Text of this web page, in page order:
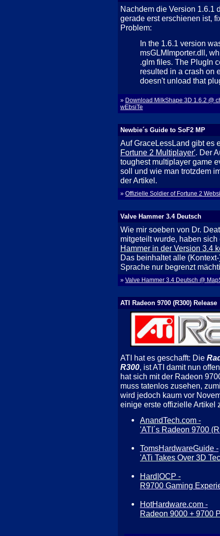
Nachdem die Version 1.6.1
gerade erst erschienen ist,
Problem:
In the 1.6.1 version
msGLMImporter.dll,
.glm files. The PlugIn
resulted in a crash on
doesn't unload that
» Download MilkShape 3D 1.6.2 @
wEbsiTe
Newbie´s Guide to SoF2 MP
Auf GraceLessLand gibt es
Fortune 2 Multiplayer'. Der
toughest multiplayer game
soll und wie man trotzdem
der Artikel.
» Offizielle Soldier of Fortune 2
Valve Hammer 3.4 Deutsch
Wie mir soeben von Dr.
mitgeteilt wurde, haben
Hammer in der Version 3.4
Das beinhaltet alle
Sprache nur begrenzt
» Valve Hammer 3.4 Deutsch @
ATI Radeon 9700 (R300) Release
ATI hat es geschafft: Die
R300, ist ATI damit nun
hat sich mit der Radeon
muss tatenlos zusehen,
wird jedoch kaum vor
einige erste offizielle Artikel
AnandTech.com -
'ATI´s Radeon 9700
TomsHardwareGuide -
'ATi Takes Over 3D
Hard|OCP -
R9700 Gaming
HotHardware.com -
Radeon 9000 + 9700